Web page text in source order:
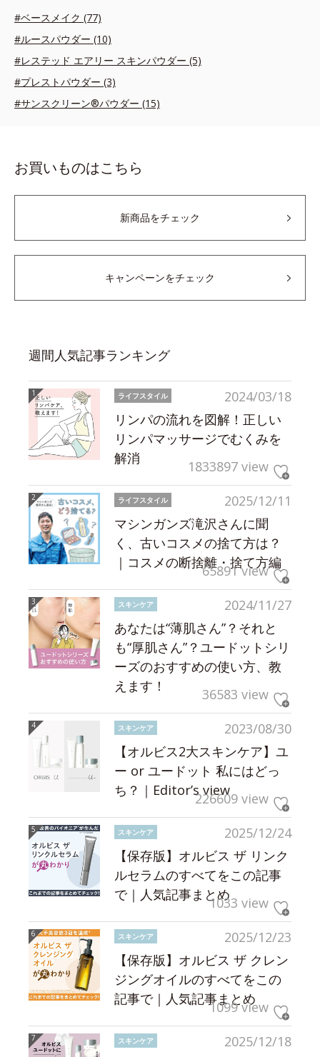
#ベースメイク (77)
#ルースパウダー (10)
#レステッド エアリー スキンパウダー (5)
#プレストパウダー (3)
#サンスクリーン®パウダー (15)
お買いものはこちら
新商品をチェック
キャンペーンをチェック
週間人気記事ランキング
2024/03/18
ライフスタイル
リンパの流れを図解！正しい
リンパマッサージでむくみを
解消
1833897 view
2025/12/11
ライフスタイル
マシンガンズ滝沢さんに聞
く、古いコスメの捨て方は？
｜コスメの断捨離・捨て方編
65891 view
2024/11/27
スキンケア
あなたは“薄肌さん”？それと
も“厚肌さん”？ユードットシリ
ーズのおすすめの使い方、教
えます！
36583 view
2023/08/30
スキンケア
【オルビス2大スキンケア】ユ
ー or ユードット 私にはどっ
ち？｜Editor’s view226609 view
2025/12/24
スキンケア
【保存版】オルビス ザ リンク
ルセラムのすべてをこの記事
で｜人気記事まとめ1033 view
2025/12/23
スキンケア
【保存版】オルビス ザ クレン
ジングオイルのすべてをこの
記事で｜人気記事まとめ
1099 view
2025/12/18
スキンケア